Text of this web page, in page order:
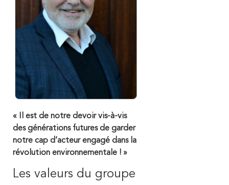
« Il est de notre devoir vis-à-vis
des générations futures de garder
notre cap d’acteur engagé dans la
révolution environnementale ! »
Les valeurs du groupe